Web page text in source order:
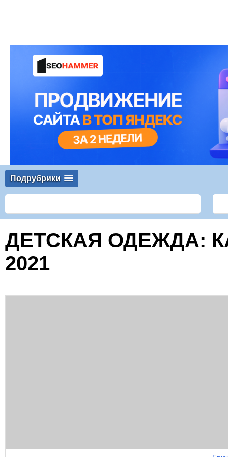
Подрубрики
ДЕТСКАЯ ОДЕЖДА:
2021